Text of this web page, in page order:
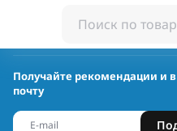
Получайте рекомендации и
почту